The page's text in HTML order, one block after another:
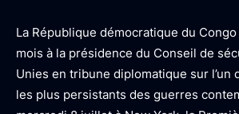
La République démocratique du
mois à la présidence du Conseil de
Unies en tribune diplomatique sur l’un
les plus persistants des guerres